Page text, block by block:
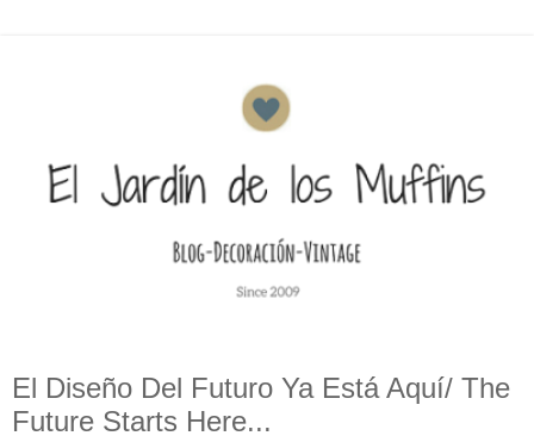
El Diseño Del Futuro Ya Está Aquí/ The
Future Starts Here...